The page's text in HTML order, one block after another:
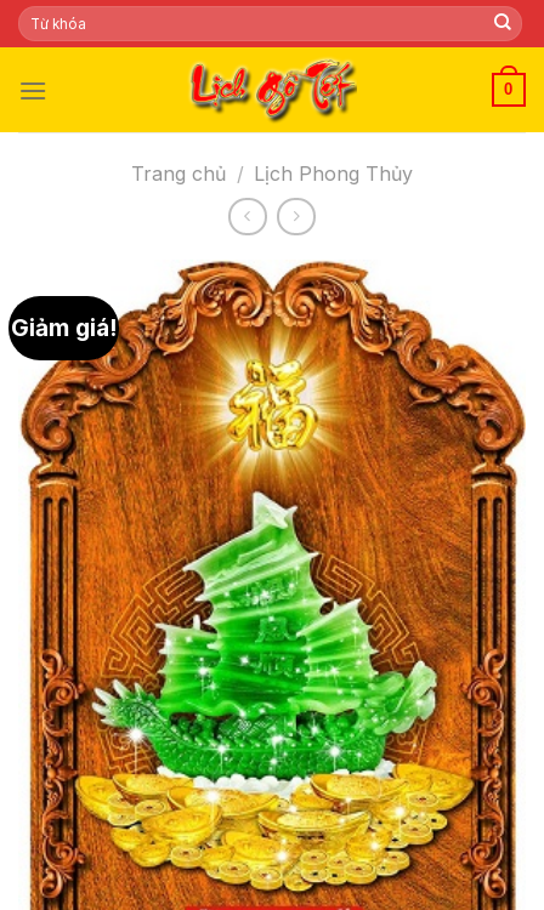
Skip
to
Tìm
kiếm:
0
Trang chủ / Lịch Phong Thủy
Giảm giá!